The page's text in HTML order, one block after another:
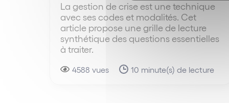
La gestion de crise est une technique
avec ses codes et modalités. Cet
article propose une grille de lecture
synthétique des questions essentielles
à traiter.
4588 vues 10 minute(s) de lecture